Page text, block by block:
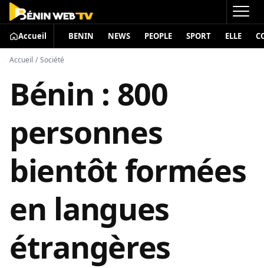
Accueil BENIN NEWS PEOPLE SPORT ELLE
Accueil / Société
Bénin : 800
personnes
bientôt formées
en langues
étrangères